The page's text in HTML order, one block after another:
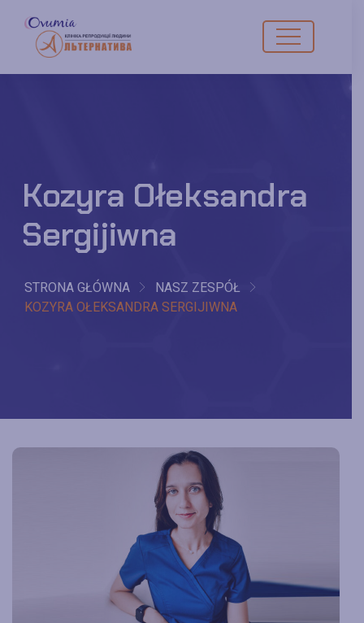
Kozyra Ołeksandra
Sergijiwna
STRONA GŁÓWNA
NASZ ZESPÓŁ
KOZYRA OŁEKSANDRA SERGIJIWNA